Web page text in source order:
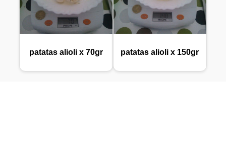
patatas alioli x 70gr patatas alioli x 150gr